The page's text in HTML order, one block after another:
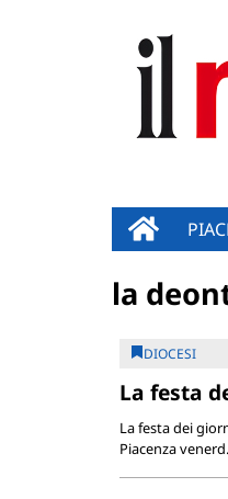
la
DIOCESI
La festa
La festa dei
Piacenza